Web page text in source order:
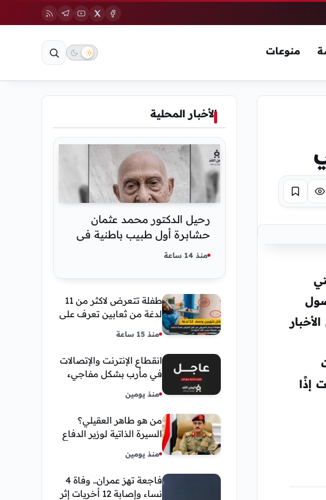
منوعات
تركيز حفظ
إذًا
الأخبار المحلية
رحيل الدكتور محمد عثمان
حشابرة أول طبيب باطنية في
الحديدة
منذ 14 ساعة
طفلة تتعرض لاكثر من 11
لدغة من ثعابين تعرف على
العريقي
منذ 15 ساعة
انقطاع الإنترنت والإتصالات
في مأرب بشكل مفاجيء
منذ يومين
من هو طاهر العقيلي؟
السيرة الذاتية لوزير الدفاع
مناصبه
منذ يومين
فاجعة تهز عمران.. وفاة 4
نساء وإصابة 12 أخريات إثر